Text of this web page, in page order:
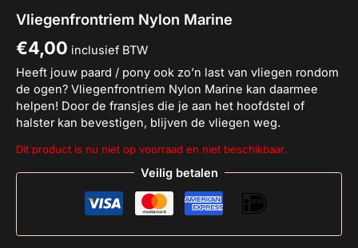
Vliegenfrontriem Nylon Marine
€4,00 inclusief BTW
Heeft jouw paard / pony ook zo’n last van vliegen rondom
de ogen? Vliegenfrontriem Nylon Marine kan daarmee
helpen! Door de fransjes die je aan het hoofdstel of
halster kan bevestigen, blijven de vliegen weg.
Dit product is nu niet op voorraad en niet beschikbaar.
Veilig betalen